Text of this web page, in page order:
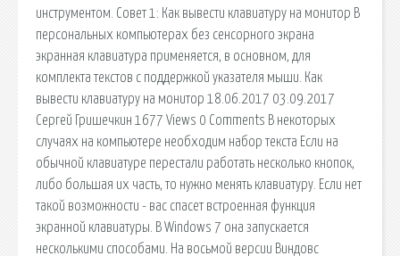
инструментом. Совет 1: Как вывести клавиатуру на монитор В
персональных компьютерах без сенсорного экрана
экранная клавиатура применяется, в основном, для
комплекта текстов с поддержкой указателя мыши. Как
вывести клавиатуру на монитор 18.06.2017 03.09.2017
Сергей Гришечкин 1677 Views 0 Comments В некоторых
случаях на компьютере необходим набор текста Если на
обычной клавиатуре перестали работать несколько кнопок,
либо большая их часть, то нужно менять клавиатуру. Если нет
такой возможности - вас спасет встроенная функция
экранной клавиатуры. В Windows 7 она запускается
несколькими способами. На восьмой версии Виндовс